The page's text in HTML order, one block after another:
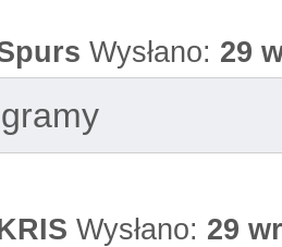
Wysłano: 29
Wysłano: 29